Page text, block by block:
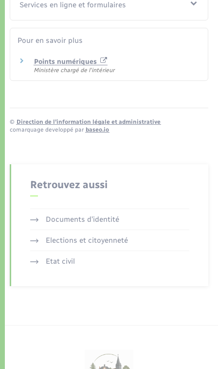
Services en ligne et formulaires
Pour en savoir plus
Points numériques
Ministère chargé de l'intérieur
© Direction de l’information légale et administrative
comarquage developpé par baseo.io
Retrouvez aussi
Documents d’identité
Elections et citoyenneté
Etat civil